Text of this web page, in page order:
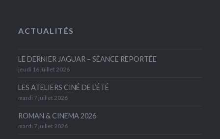
ACTUALITÉS
LE DERNIER JAGUAR – SÉANCE REPORTÉE
jeudi 16 juillet 2026
LES ATELIERS CINÉ DE L’ÉTÉ
mardi 7 juillet 2026
ROMAN & CINEMA 2026
mardi 7 juillet 2026